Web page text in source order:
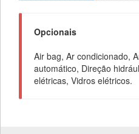
Opcionais
Air bag, Ar condicionado,
automático, Direção
elétricas, Vidros elétricos.